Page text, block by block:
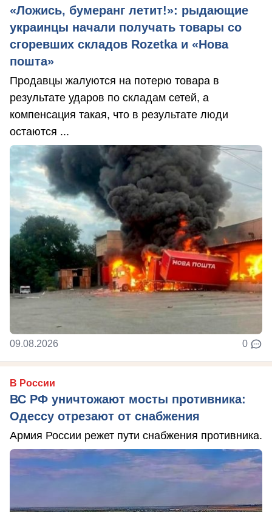
«Ложись, бумеранг летит!»: рыдающие
украинцы начали получать товары со
сгоревших складов Rozetka и «Нова
пошта»
Продавцы жалуются на потерю товара в
результате ударов по складам сетей, а
компенсация такая, что в результате люди
остаются ...
09.08.2026 0
В России
ВС РФ уничтожают мосты противника:
Одессу отрезают от снабжения
Армия России режет пути снабжения противника.